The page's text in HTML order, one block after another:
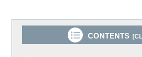
CONTENTS